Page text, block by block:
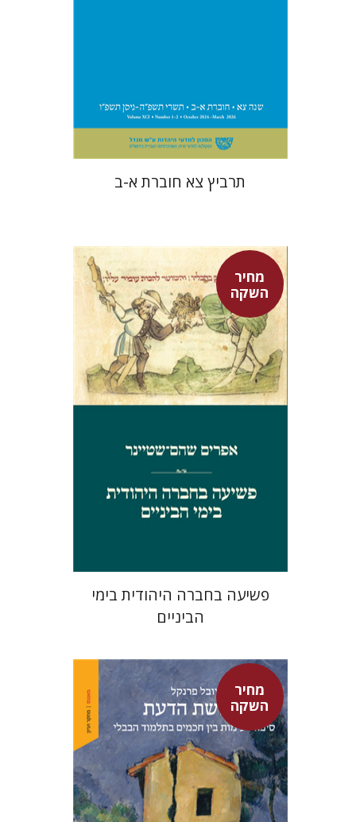
$63
$57
תרביץ צא חוברת א-ב
מחיר
השקה
אפרים שהם-שטיינר
מחיר השקה
$42
$29
פשיעה בחברה היהודית בימי
הביניים
מחיר
השקהיובל פרנקל